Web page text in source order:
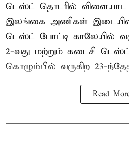
டெஸ்ட் தொடரில் விளையாட
இலங்கை அணிகள்
டெஸ்ட் போட்டி காலேயில்
2-வது மற்றும் கடைசி
கொழும்பில் வருகிற 23-
Read